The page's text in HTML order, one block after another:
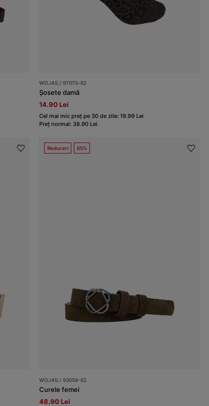
WOJAS / 97075-82
Șosete damă
14.90 Lei
Cel mai mic preț pe 30 de zile: 19.99 Lei
Preț normal: 38.90 Lei
Reduceri 65%
WOJAS / 93058-62
Curele femei
48.90 Lei